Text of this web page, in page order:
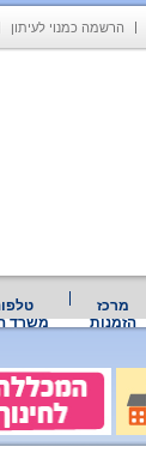
הרשמה כמנוי לעיתון
מרכז
הזמנות
משרד